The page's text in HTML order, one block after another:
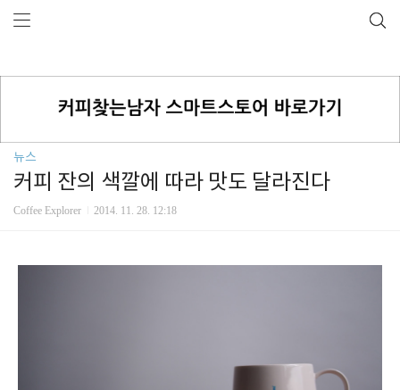
뉴스
커피 잔의 색깔에 따라 맛도 달라진다
Coffee Explorer 2014. 11. 28. 12:18